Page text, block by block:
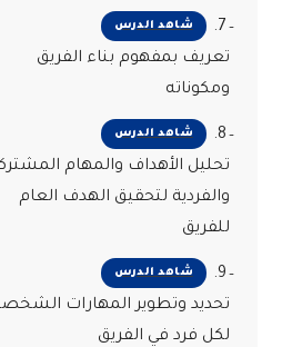
شاهد الدرس
7.
تعريف بمفهوم بناء الفريق
ومكوناته
شاهد الدرس
8.
تحليل الأهداف والمهام المشتركة
والفردية لتحقيق الهدف العام
للفريق
شاهد الدرس
9.
تحديد وتطوير المهارات الشخصية
لكل فرد في الفريق